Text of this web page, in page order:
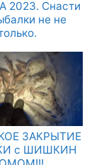
2023. Снасти
не не
ЗАКРЫТИЕ
с ШИШКИН